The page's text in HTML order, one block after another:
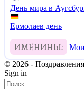
День мира в
Ермолаев день
ИМЕНИНЫ:
© 2026 -
Sign in